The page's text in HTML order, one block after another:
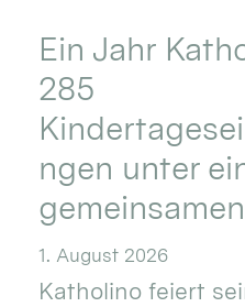
Ein Jahr
285
ngen unter
1. August 2026
Katholino feiert